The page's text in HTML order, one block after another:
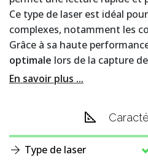
Ce type de laser est idéal
complexes, notamment les
Grâce à sa haute
optimale lors de la capture
En savoir plus ...
Type de laser